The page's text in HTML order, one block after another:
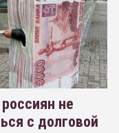
не
с долговой